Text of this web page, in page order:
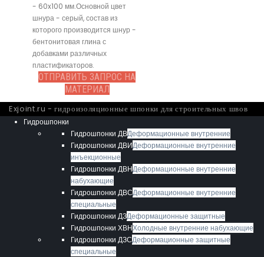
- 60x100 мм.Основной цвет
шнура - серый, состав из
которого производится шнур -
бентонитовая глина с
добавками различных
пластификаторов.
ОТПРАВИТЬ ЗАПРОС НА
МАТЕРИАЛ
Exjoint.ru - гидроизоляционные шпонки для строительных швов
Гидрошпонки
Гидрошпонки ДВДеформационные внутренние
Гидрошпонки ДВИДеформационные внутренние
инъекционные
Гидрошпонки ДВНДеформационные внутренние
набухающие
Гидрошпонки ДВСДеформационные внутренние
специальные
Гидрошпонки ДЗДеформационные защитные
Гидрошпонки ХВНХолодные внутренние набухающие
Гидрошпонки ДЗСДеформационные защитные
специальные